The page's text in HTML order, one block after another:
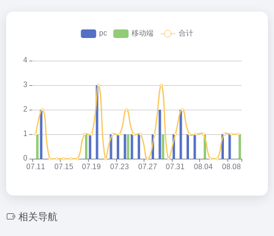
相关导航